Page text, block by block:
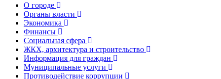
О городе
Органы власти
Экономика
Финансы
Социальная сфера
ЖКХ, архитектура и строительство
Информация для граждан
Муниципальные услуги
Противодействие коррупции